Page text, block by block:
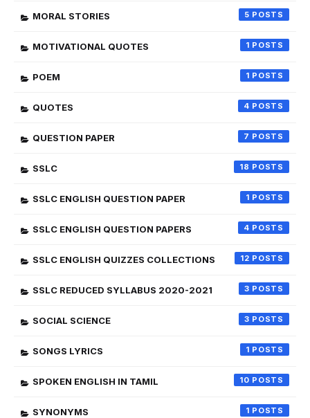
MORAL STORIES 5
MOTIVATIONAL QUOTES 1
POEM 1
QUOTES 4
QUESTION PAPER 7
SSLC 18
SSLC ENGLISH QUESTION PAPER 1
SSLC ENGLISH QUESTION PAPERS 4
SSLC ENGLISH QUIZZES COLLECTIONS 12
SSLC REDUCED SYLLABUS 2020-2021 3
SOCIAL SCIENCE 3
SONGS LYRICS 1
SPOKEN ENGLISH IN TAMIL 10
SYNONYMS 1